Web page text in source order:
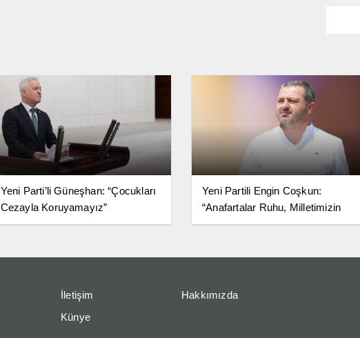
Yeni Parti’li Güneşhan: “Çocukları
Cezayla Koruyamayız”
Yeni Partili Engin Coşkun:
“Anafartalar Ruhu, Milletimizin
Birlik ve Bağımsızlık Kararlılığının
İletişim
Hakkımızda
Künye